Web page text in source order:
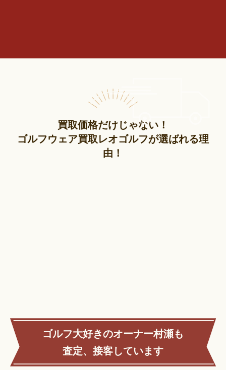
買取価格だけじゃない！
ゴルフウェア買取レオゴルフが選ばれる理
由！
ゴルフ大好きのオーナー村瀬も
査定、接客しています